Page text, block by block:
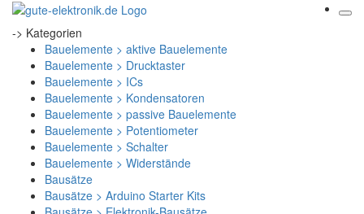
-> Kategorien
Bauelemente > aktive Bauelemente
Bauelemente > Drucktaster
Bauelemente > ICs
Bauelemente > Kondensatoren
Bauelemente > passive Bauelemente
Bauelemente > Potentiometer
Bauelemente > Schalter
Bauelemente > Widerstände
Bausätze
Bausätze > Arduino Starter Kits